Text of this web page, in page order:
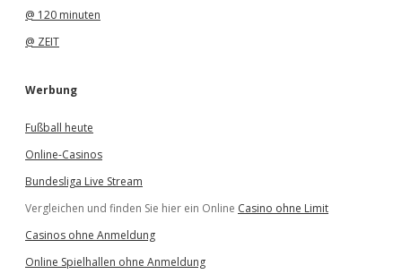
@ 120 minuten
@ ZEIT
Werbung
Fußball heute
Online-Casinos
Bundesliga Live Stream
Vergleichen und finden Sie hier ein Online Casino ohne Limit
Casinos ohne Anmeldung
Online Spielhallen ohne Anmeldung